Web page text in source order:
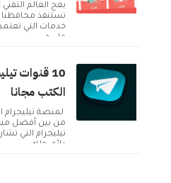
يعج العالم
تستنفذ محافظنا
خدمات التي
على م...
10 قنوات
الكتب مجانا
لمنصة
من بين أفضل
تيليجرام التي
دائم. ولك...